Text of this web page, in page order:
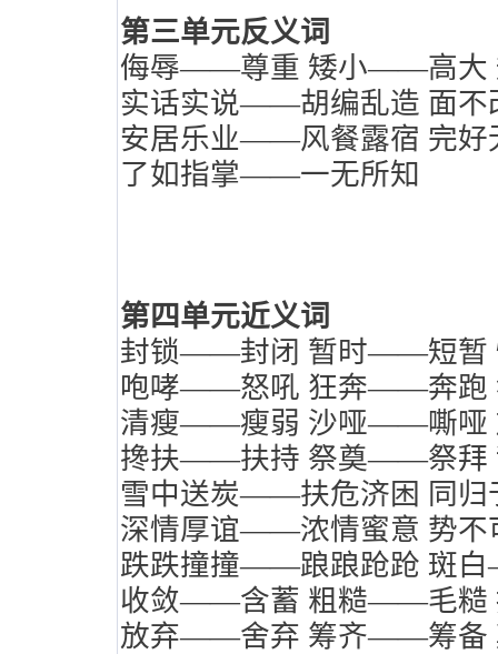
第三单元反义词
侮辱——尊重 矮小——高大
实话实说——胡编乱造 面
安居乐业——风餐露宿 完
了如指掌——一无所知
第四单元近义词
封锁——封闭 暂时——短暂
咆哮——怒吼 狂奔——奔跑
清瘦——瘦弱 沙哑——嘶哑
搀扶——扶持 祭奠——祭拜
雪中送炭——扶危济困 同
深情厚谊——浓情蜜意 势
跌跌撞撞——踉踉跄跄 斑
收敛——含蓄 粗糙——毛糙
放弃——舍弃 筹齐——筹备